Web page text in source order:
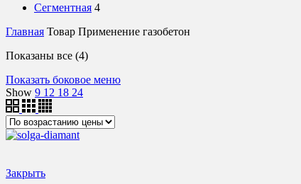
Сегментная 4
Главная Товар Применение газобетон
Показаны все (4)Цены:
возрастанию
Показать боковое меню
Show 9 12 18 24
Закрыть